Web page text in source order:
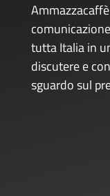
tutta Italia in
discutere e
sguardo sul